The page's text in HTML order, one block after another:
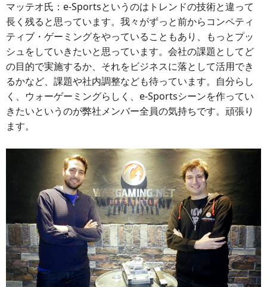
マッテオ氏：e-Sportsというのはトレンドの技術と違って
長く残ると思っています。我々がずっと前からコンペティ
ティブ・ゲーミングをやっていることもあり、もっとプッ
シュをしていきたいと思っています。会社の課題としてど
の目的で実施するか、それをビジネスに落として活用でき
るかなど、課題や社内調整なども待っています。自分らし
く、ウォーゲーミングらしく、e-Sportsシーンを作ってい
きたいというのが弊社メンバー全員の気持ちです。頑張り
ます。